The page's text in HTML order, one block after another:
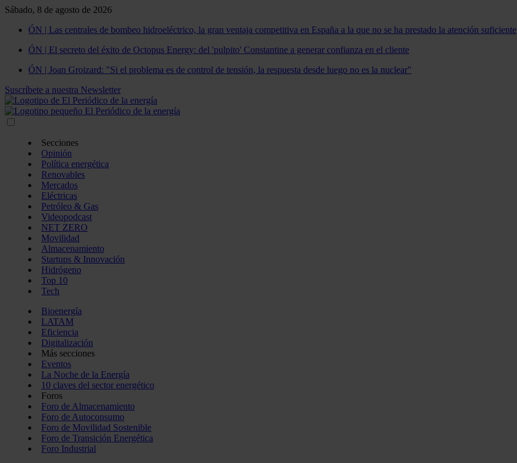
Sábado, 8 de agosto de 2026
ÓN | Las centrales de bombeo hidroeléctrico, la gran ventaja competitiva en España a la que no se ha prestado la atención suficiente
ÓN | El secreto del éxito de Octopus Energy: del 'pulpito' Constantine a generar confianza en el cliente
ÓN | Joan Groizard: "Si el problema es de control de tensión, la respuesta desde luego no es la nuclear"
Suscríbete a nuestra Newsletter
Secciones
Opinión
Política energética
Renovables
Mercados
Eléctricas
Petróleo & Gas
Videopodcast
NET ZERO
Movilidad
Almacenamiento
Startups & Innovación
Hidrógeno
Top 10
Tech
Bioenergía
LATAM
Eficiencia
Digitalización
Más secciones
Eventos
La Noche de la Energía
10 claves del sector energético
Foros
Foro de Almacenamiento
Foro de Autoconsumo
Foro de Movilidad Sostenible
Foro de Transición Energética
Foro Industrial